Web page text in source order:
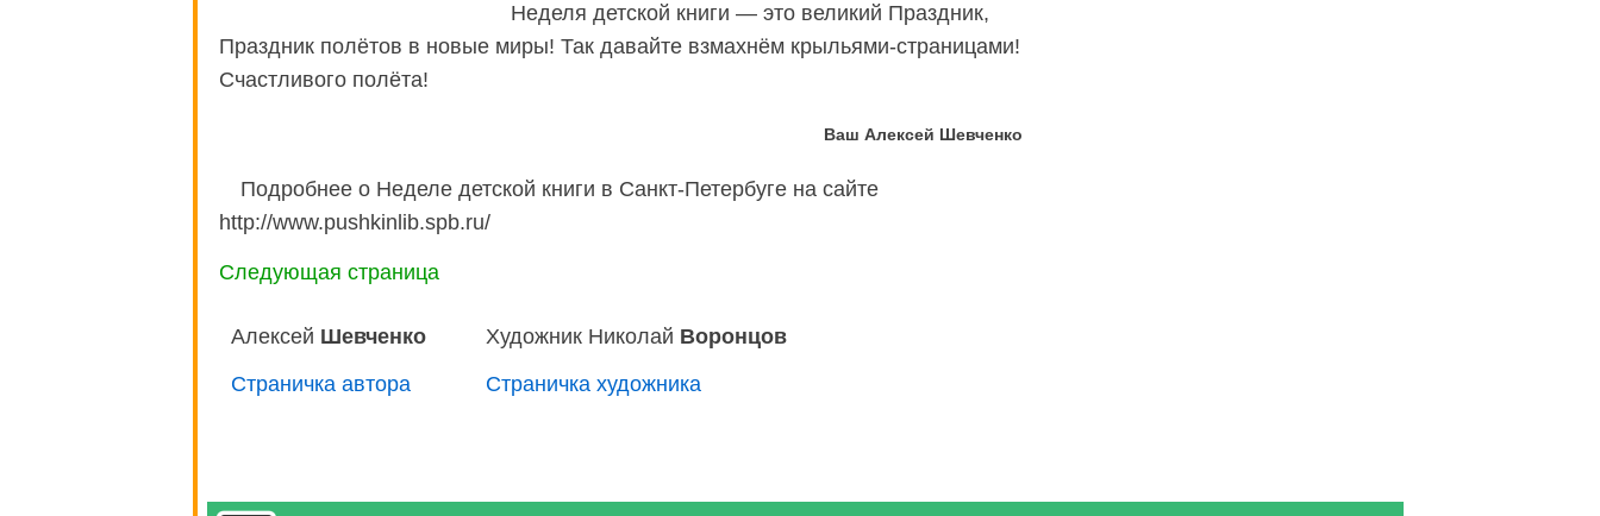
Неделя детской книги — это великий Праздник,
Праздник полётов в новые миры! Так давайте взмахнём крыльями-страницами!
Счастливого полёта!
Ваш Алексей Шевченко
Подробнее о Неделе детской книги в Санкт-Петербуге на сайте
http://www.pushkinlib.spb.ru/
Следующая страница
Алексей Шевченко Художник Николай Воронцов
Страничка автора
Страничка художника